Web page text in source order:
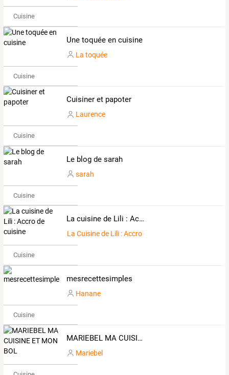
Cuisine
Une toquée en cuisine
La toquée
Cuisine
Cuisiner et papoter
Laurence
Cuisine
Le blog de sarah
sarah
Cuisine
La cuisine de Lili : Accro de cuisine
La Cuisine de Lili : Accro de Cuisine
Cuisine
mesrecettesimples
Hanane
Cuisine
MARIEBEL MA CUISINE ET MON BOL
Mariebel